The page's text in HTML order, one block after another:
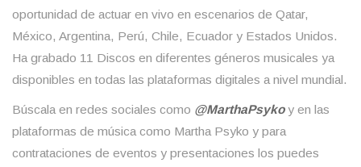
oportunidad de actuar en vivo en escenarios de Qatar,
México, Argentina, Perú, Chile, Ecuador y Estados Unidos.
Ha grabado 11 Discos en diferentes géneros musicales ya
disponibles en todas las plataformas digitales a nivel mundial.
Búscala en redes sociales como @MarthaPsykoy en las
plataformas de música como Martha Psyko y para
contrataciones de eventos y presentaciones los puedes